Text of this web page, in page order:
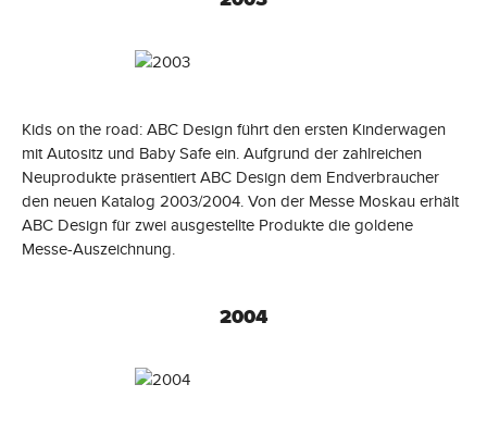
Kids on the road: ABC Design führt den ersten Kinderwagen
mit Autositz und Baby Safe ein. Aufgrund der zahlreichen
Neuprodukte präsentiert ABC Design dem Endverbraucher
den neuen Katalog 2003/2004. Von der Messe Moskau erhält
ABC Design für zwei ausgestellte Produkte die goldene
Messe-Auszeichnung.
2004